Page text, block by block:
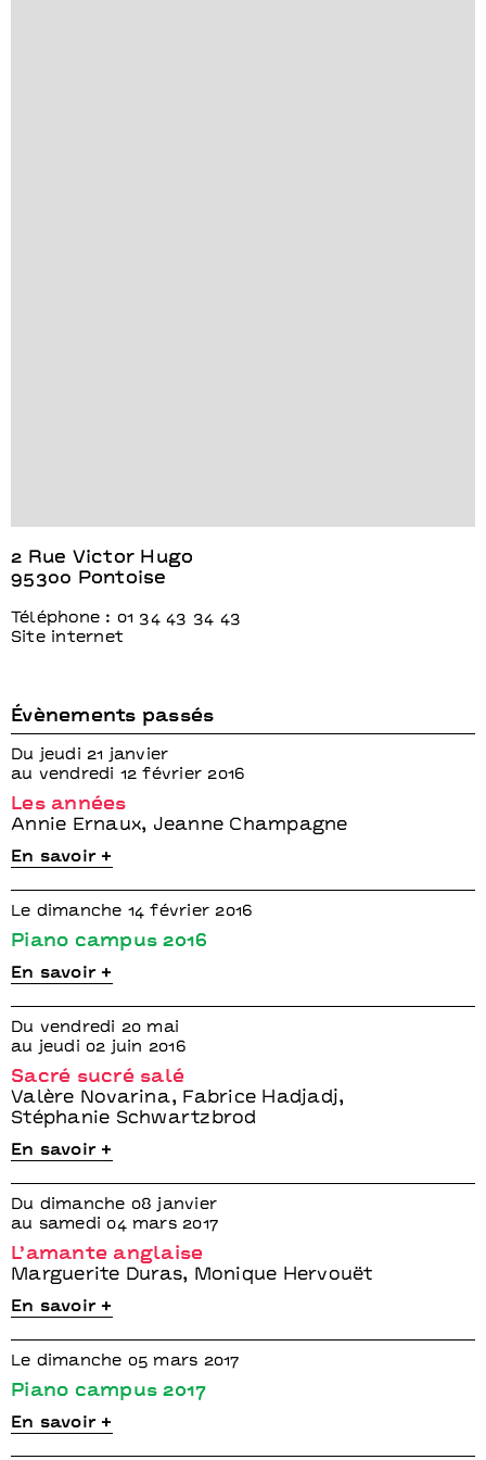
2 Rue Victor Hugo
95300 Pontoise
Téléphone : 01 34 43 34 43
Site internet
Évènements passés
Du jeudi 21 janvier
au vendredi 12 février 2016
Les années
Annie Ernaux, Jeanne Champagne
En savoir +
Le dimanche 14 février 2016
Piano campus 2016
En savoir +
Du vendredi 20 mai
au jeudi 02 juin 2016
Sacré sucré salé
Valère Novarina, Fabrice Hadjadj,
Stéphanie Schwartzbrod
En savoir +
Du dimanche 08 janvier
au samedi 04 mars 2017
L’amante anglaise
Marguerite Duras, Monique Hervouët
En savoir +
Le dimanche 05 mars 2017
Piano campus 2017
En savoir +